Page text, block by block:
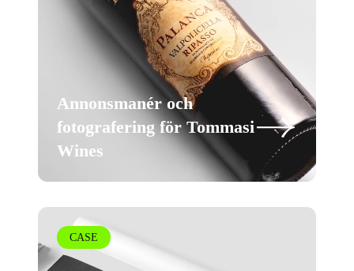
Annonsmanér och
fotografering för Tommasi
Wines
CASE